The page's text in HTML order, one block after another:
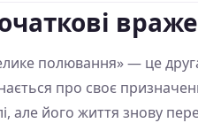
полювання» — це
про своє
але його життя знову